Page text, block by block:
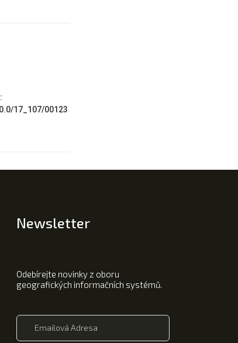
17_107/00123
Newsletter
Odebírejte novinky z oboru
geografických informačních systémů.